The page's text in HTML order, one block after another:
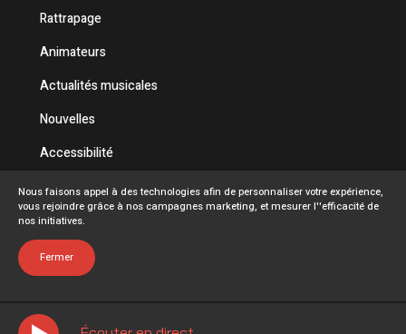
Rattrapage
Animateurs
Actualités musicales
Nouvelles
Accessibilité
Politique de confidentialité
Conditions d'utilisation
FAQ
Nous faisons appel à des technologies afin de personnaliser votre expérience,
vous rejoindre grâce à nos campagnes marketing, et mesurer l''efficacité de
nos initiatives.
Fermer